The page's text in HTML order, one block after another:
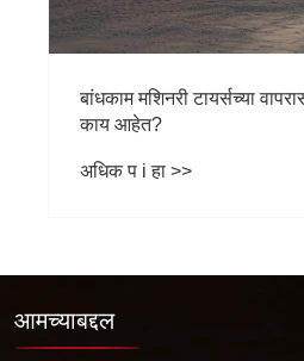
बांधकाम मशिनरी टायर्सच्या
काय आहेत?
अधिक प i हा >>
आमच्याबद्दल